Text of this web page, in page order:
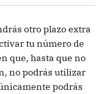
otro plazo extra
tu número de
que, hasta que no
no podrás utilizar
podrás